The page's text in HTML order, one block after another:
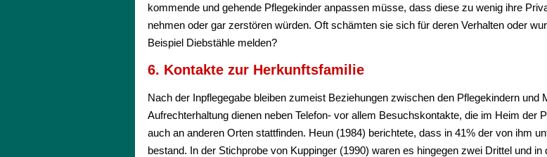
kommende und gehende Pflegekinder anpassen müsse, dass diese zu wenig ihre
nehmen oder gar zerstören würden. Oft schämten sie sich für deren Verhalten oder
Beispiel Diebstähle melden?
6. Kontakte zur Herkunftsfamilie
Nach der Inpflegegabe bleiben zumeist Beziehungen zwischen den Pflegekindern und
Aufrechterhaltung dienen neben Telefon- vor allem Besuchskontakte, die im Heim der
auch an anderen Orten stattfinden. Heun (1984) berichtete, dass in 41% der von ihm
bestand. In der Stichprobe von Kuppinger (1990) waren es hingegen zwei Drittel und